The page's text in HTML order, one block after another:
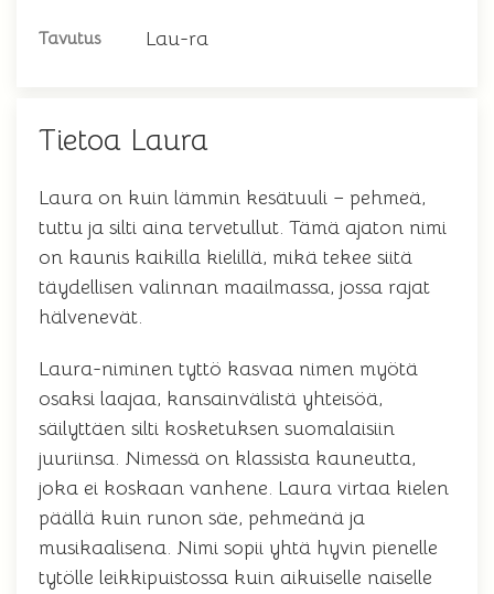
Tavutus Lau-ra
Tietoa Laura
Laura on kuin lämmin kesätuuli – pehmeä,
tuttu ja silti aina tervetullut. Tämä ajaton nimi
on kaunis kaikilla kielillä, mikä tekee siitä
täydellisen valinnan maailmassa, jossa rajat
hälvenevät.
Laura-niminen tyttö kasvaa nimen myötä
osaksi laajaa, kansainvälistä yhteisöä,
säilyttäen silti kosketuksen suomalaisiin
juuriinsa. Nimessä on klassista kauneutta,
joka ei koskaan vanhene. Laura virtaa kielen
päällä kuin runon säe, pehmeänä ja
musikaalisena. Nimi sopii yhtä hyvin pienelle
tytölle leikkipuistossa kuin aikuiselle naiselle